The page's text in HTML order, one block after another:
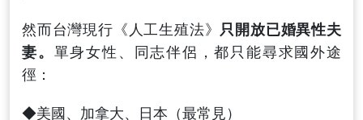
然而台灣現行《人工生殖法》 只開放已婚異性夫
妻。 單身女性、同志伴侶，都只能尋求國外途
徑：
◆美國、加拿大、日本（最常見）